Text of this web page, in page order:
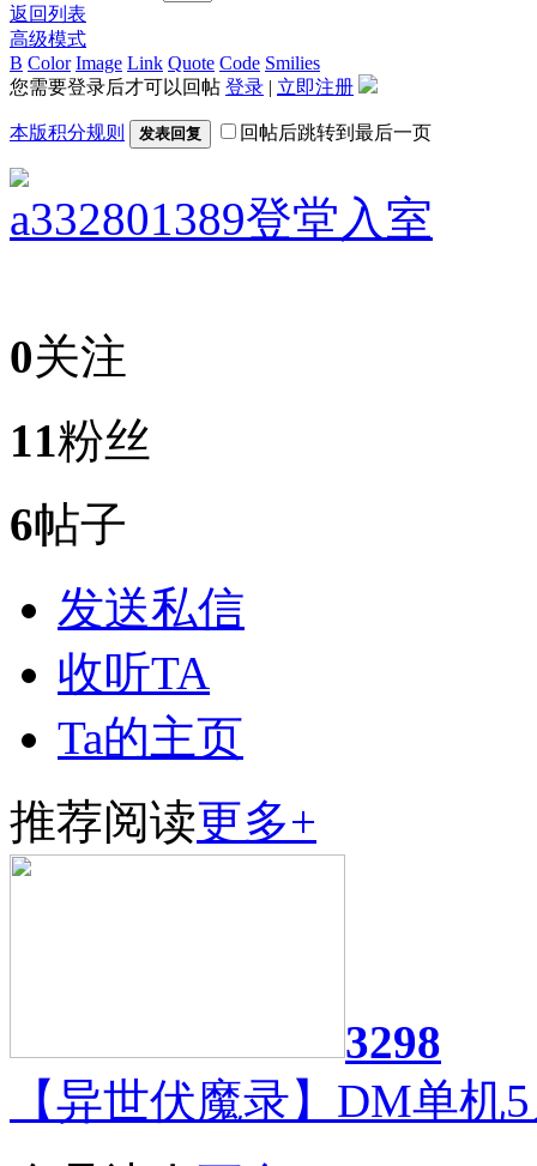
返回列表
高级模式
B Color Image Link Quote Code Smilies
您需要登录后才可以回帖 登录 | 立即注册
本版积分规则 发表回复 回帖后跳转到最后一页
a332801389登堂入室
0关注
11粉丝
6帖子
发送私信
收听TA
Ta的主页
推荐阅读更多+
3298
【异世伏魔录】DM单机